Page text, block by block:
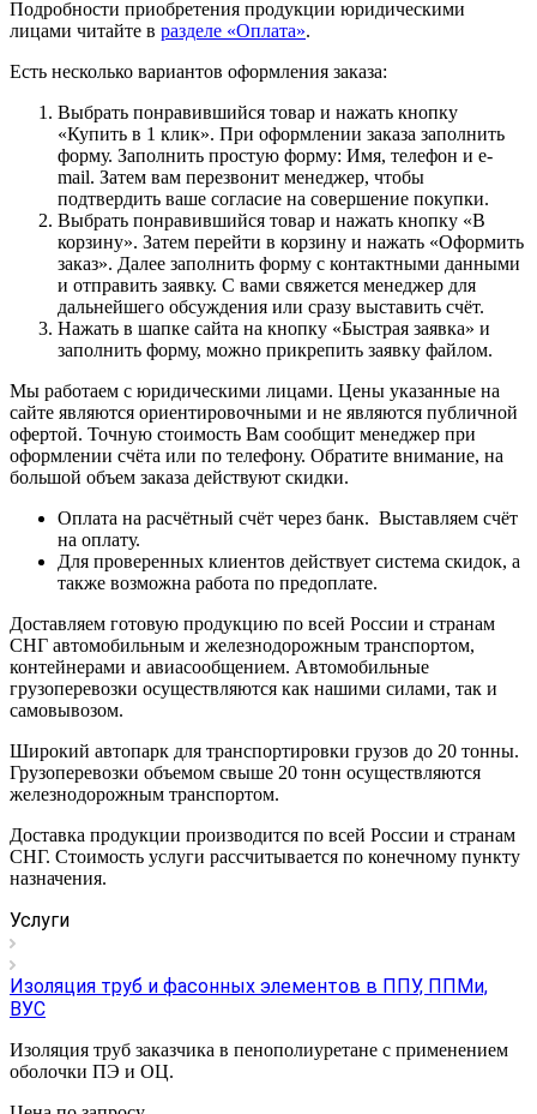
Подробности приобретения продукции юридическими
лицами читайте в разделе «Оплата».
Есть несколько вариантов оформления заказа:
Выбрать понравившийся товар и нажать кнопку
«Купить в 1 клик». При оформлении заказа заполнить
форму. Заполнить простую форму: Имя, телефон и e-
mail. Затем вам перезвонит менеджер, чтобы
подтвердить ваше согласие на совершение покупки.
Выбрать понравившийся товар и нажать кнопку «В
корзину». Затем перейти в корзину и нажать «Оформить
заказ». Далее заполнить форму с контактными данными
и отправить заявку. С вами свяжется менеджер для
дальнейшего обсуждения или сразу выставить счёт.
Нажать в шапке сайта на кнопку «Быстрая заявка» и
заполнить форму, можно прикрепить заявку файлом.
Мы работаем с юридическими лицами. Цены указанные на
сайте являются ориентировочными и не являются публичной
офертой. Точную стоимость Вам сообщит менеджер при
оформлении счёта или по телефону. Обратите внимание, на
большой объем заказа действуют скидки.
Оплата на расчётный счёт через банк. Выставляем счёт
на оплату.
Для проверенных клиентов действует система скидок, а
также возможна работа по предоплате.
Доставляем готовую продукцию по всей России и странам
СНГ автомобильным и железнодорожным транспортом,
контейнерами и авиасообщением. Автомобильные
грузоперевозки осуществляются как нашими силами, так и
самовывозом.
Широкий автопарк для транспортировки грузов до 20 тонны.
Грузоперевозки объемом свыше 20 тонн осуществляются
железнодорожным транспортом.
Доставка продукции производится по всей России и странам
СНГ. Стоимость услуги рассчитывается по конечному пункту
назначения.
Услуги
Изоляция труб и фасонных элементов в ППУ, ППМи,
ВУС
Изоляция труб заказчика в пенополиуретане с применением
оболочки ПЭ и ОЦ.